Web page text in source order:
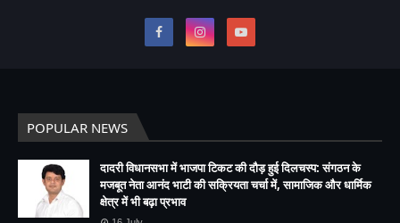
POPULAR NEWS
दादरी विधानसभा में भाजपा टिकट की दौड़ हुई दिलचस्प: संगठन के
मजबूत नेता आनंद भाटी की सक्रियता चर्चा में, सामाजिक और धार्मिक
क्षेत्र में भी बढ़ा प्रभाव